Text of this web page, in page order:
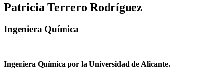
Patricia Terrero Rodríguez
Ingeniera Química
Ingeniera Química por la Universidad de Alicante.